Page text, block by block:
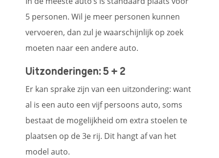
5 personen. Wil je meer personen kunnen
vervoeren, dan zul je waarschijnlijk op zoek
moeten naar een andere auto.
Uitzonderingen: 5 + 2
Er kan sprake zijn van een uitzondering: want
al is een auto een vijf persoons auto, soms
bestaat de mogelijkheid om extra stoelen te
plaatsen op de 3e rij. Dit hangt af van het
model auto.